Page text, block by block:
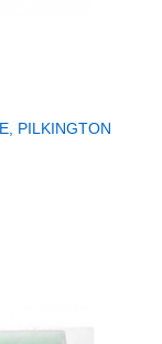
PILKINGTON